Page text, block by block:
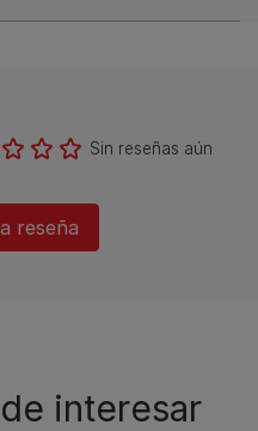
Sin reseñas aún
reseña
interesar